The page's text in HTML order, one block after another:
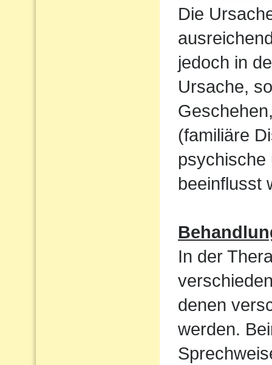
Die
jedoch in
Ursache,
(familiäre
psychische
beeinflusst
In der
denen
werden.